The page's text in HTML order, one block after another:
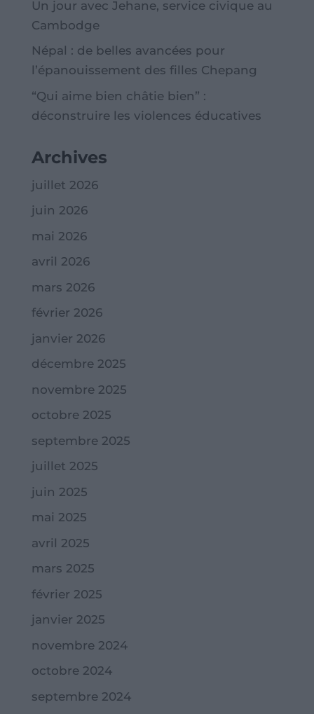
Un jour avec Jehane, service civique au
Cambodge
Népal : de belles avancées pour
l’épanouissement des filles Chepang
“Qui aime bien châtie bien” :
déconstruire les violences éducatives
Archives
juillet 2026
juin 2026
mai 2026
avril 2026
mars 2026
février 2026
janvier 2026
décembre 2025
novembre 2025
octobre 2025
septembre 2025
juillet 2025
juin 2025
mai 2025
avril 2025
mars 2025
février 2025
janvier 2025
novembre 2024
octobre 2024
septembre 2024